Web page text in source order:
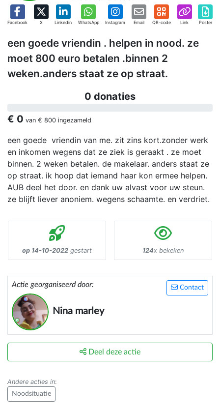
Facebook X Linkedin WhatsApp Instagram Email QR-code Link Poster
een goede vriendin . helpen in nood. ze
moet 800 euro betalen .binnen 2
weken.anders staat ze op straat.
0 donaties
€ 0 van € 800 ingezameld
een goede vriendin van me. zit zins kort.zonder werk
en inkomen wegens dat ze ziek is geraakt . ze moet
binnen. 2 weken betalen. de makelaar. anders staat ze
op straat. ik hoop dat iemand haar kon ermee helpen.
AUB deel het door. en dank uw alvast voor uw steun.
ze blijft liever anoniem. wegens schaamte. en verdriet.
op 14-10-2022 gestart 124x bekeken
Contact
Actie georganiseerd door:
Nina marley
Deel deze actie
Andere acties in:
Noodsituatie